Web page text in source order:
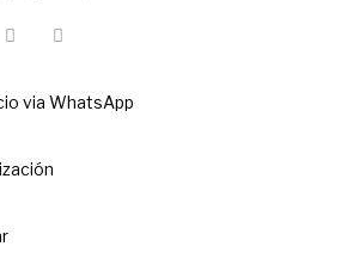
via WhatsApp